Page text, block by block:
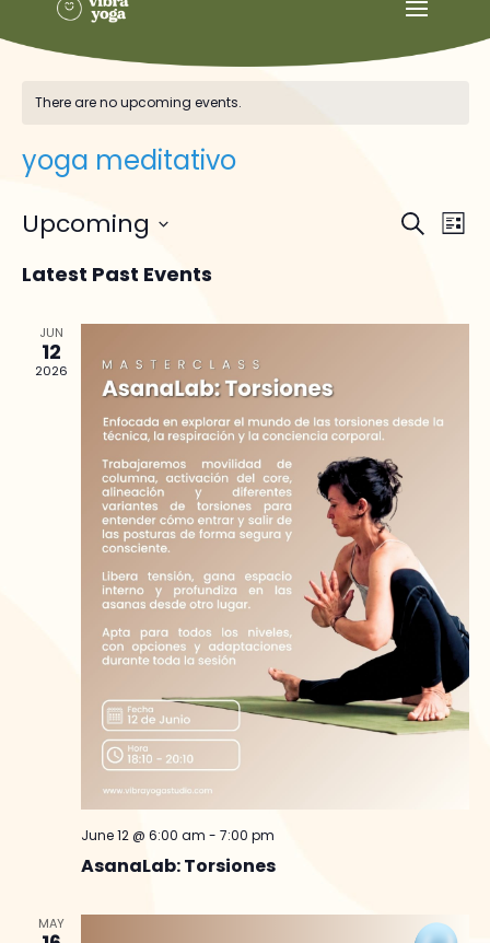
There are no upcoming events.
yoga meditativo
Events
Search
List
Upcoming
date.
Latest Past Events
JUN
12
2026
June 12 @ 6:00 am - 7:00 pm
AsanaLab: Torsiones
MAY